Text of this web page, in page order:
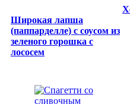
Широкая лапша
(паппарделле) с соусом из
зеленого горошка с
лососем